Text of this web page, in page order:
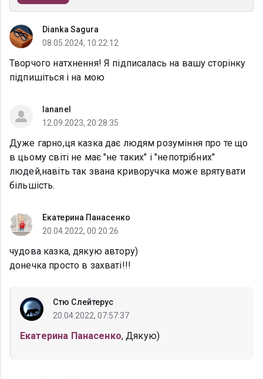
Dianka Sagura
08.05.2024, 10:22:12
Творчого натхнення! Я підписалась на вашу сторінку
підпишіться і на мою
lananel
12.09.2023, 20:28:35
Дуже гарно,ця казка дає людям розуміння про те що
в цьому світі не має "не таких" і "непотрібних"
людей,навіть так звана криворучка може врятувати
більшість.
Екатерина Панасенко
20.04.2022, 00:20:26
чудова казка, дякую автору)
донечка просто в захваті!!!
Стю Слейтерус
20.04.2022, 07:57:37
Екатерина Панасенко, Дякую)